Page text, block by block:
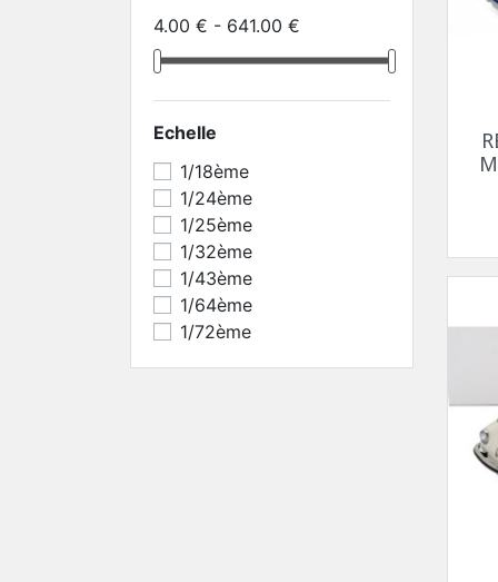
4.00 € - 641.00 €
Echelle
1/18ème
1/24ème
1/25ème
1/32ème
1/43ème
1/64ème
1/72ème